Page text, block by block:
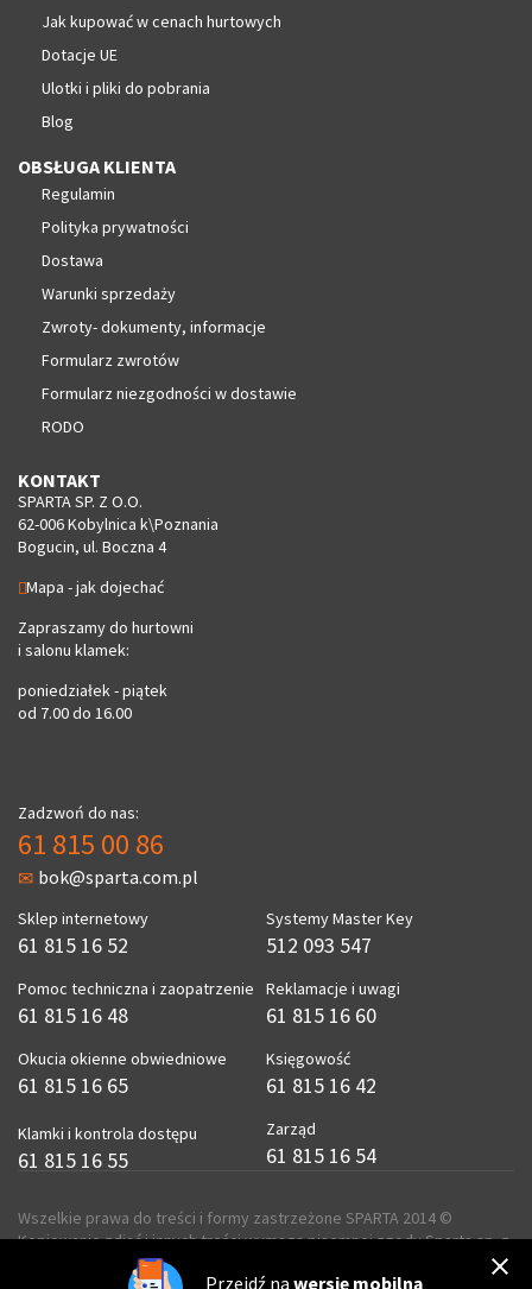
Jak kupować w cenach hurtowych
Dotacje UE
Ulotki i pliki do pobrania
Blog
OBSŁUGA KLIENTA
Regulamin
Polityka prywatności
Dostawa
Warunki sprzedaży
Zwroty- dokumenty, informacje
Formularz zwrotów
Formularz niezgodności w dostawie
RODO
KONTAKT
SPARTA SP. Z O.O.
62-006 Kobylnica k\Poznania
Bogucin, ul. Boczna 4
Mapa - jak dojechać
Zapraszamy do hurtowni
i salonu klamek:
poniedziałek - piątek
od 7.00 do 16.00
Zadzwoń do nas:
61 815 00 86
bok@sparta.com.pl
Sklep internetowy
61 815 16 52
Pomoc techniczna i zaopatrzenie
61 815 16 48
Okucia okienne obwiedniowe
61 815 16 65
Klamki i kontrola dostępu
61 815 16 55
Systemy Master Key
512 093 547
Reklamacje i uwagi
61 815 16 60
Księgowość
61 815 16 42
Zarząd
61 815 16 54
Wszelkie prawa do treści i formy zastrzeżone SPARTA 2014 ©
Kopiowanie zdjęć i innych treści wymaga pisemnej zgody Sparta sp. z
Przejdź na wersję mobilną